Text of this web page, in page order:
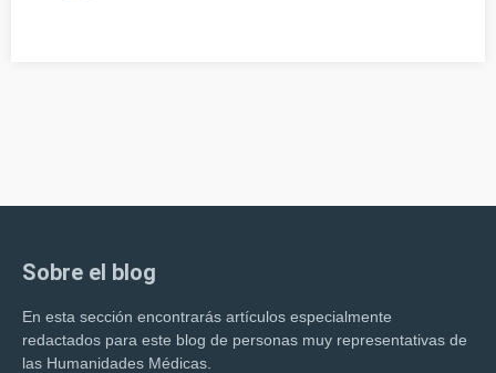
Sobre el blog
En esta sección encontrarás artículos especialmente
redactados para este blog de personas muy representativas de
las Humanidades Médicas.